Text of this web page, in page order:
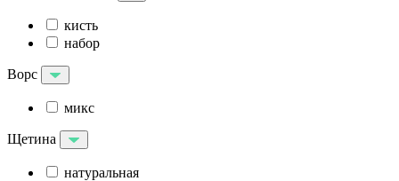
кисть
набор
Ворс
микс
Щетина
натуральная